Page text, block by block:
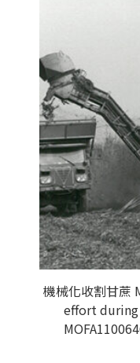
機械化收割甘蔗
effort during